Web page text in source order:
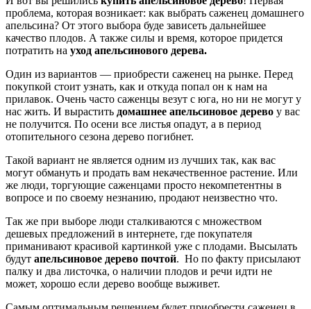
проблема, которая возникает: как выбрать саженец домашнего
апельсина? От этого выбора буде зависеть дальнейшее
качество плодов. А также силы и время, которое придется
потратить на уход апельсинового дерева.
Один из вариантов — приобрести саженец на рынке. Перед
покупкой стоит узнать, как и откуда попал он к нам на
прилавок. Очень часто саженцы везут с юга, но ни не могут у
нас жить. И вырастить домашнее апельсиновое дерево у вас
не получится. По осени все листья опадут, а в период
отопительного сезона дерево погибнет.
Такой вариант не является одним из лучших так, как вас
могут обмануть и продать вам некачественное растение. Или
же люди, торгующие саженцами просто некомпетентны в
вопросе и по своему незнанию, продают неизвестно что.
Так же при выборе люди сталкиваются с множеством
дешевых предложений в интернете, где покупателя
приманивают красивой картинкой уже с плодами. Высылать
будут апельсиновое дерево почтой. Но по факту присылают
палку и два листочка, о наличии плодов и речи идти не
может, хорошо если дерево вообще выживет.